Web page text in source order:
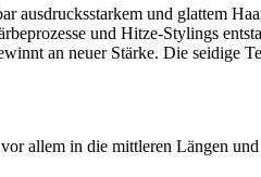
ausdrucksstarkem und glattem
und Hitze-Stylings
an neuer Stärke. Die seidige
allem in die mittleren Längen